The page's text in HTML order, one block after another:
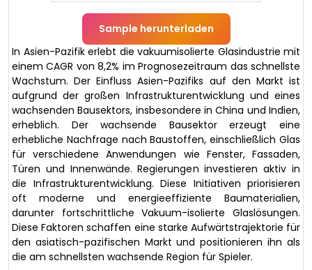
Sample herunterladen
In Asien-Pazifik erlebt die vakuumisolierte Glasindustrie mit
einem CAGR von 8,2% im Prognosezeitraum das schnellste
Wachstum. Der Einfluss Asien-Pazifiks auf den Markt ist
aufgrund der großen Infrastrukturentwicklung und eines
wachsenden Bausektors, insbesondere in China und Indien,
erheblich. Der wachsende Bausektor erzeugt eine
erhebliche Nachfrage nach Baustoffen, einschließlich Glas
für verschiedene Anwendungen wie Fenster, Fassaden,
Türen und Innenwände. Regierungen investieren aktiv in
die Infrastrukturentwicklung. Diese Initiativen priorisieren
oft moderne und energieeffiziente Baumaterialien,
darunter fortschrittliche Vakuum-isolierte Glaslösungen.
Diese Faktoren schaffen eine starke Aufwärtstrajektorie für
den asiatisch-pazifischen Markt und positionieren ihn als
die am schnellsten wachsende Region für Spieler.